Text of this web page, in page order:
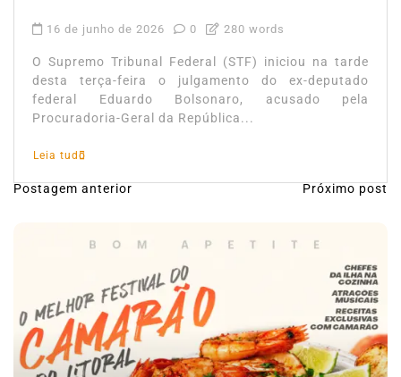
16 de junho de 2026 0 280 words
O Supremo Tribunal Federal (STF) iniciou na tarde
desta terça-feira o julgamento do ex-deputado
federal Eduardo Bolsonaro, acusado pela
Procuradoria-Geral da República...
Leia tudo
N
g
a
ç
Postagem anterior Próximo post